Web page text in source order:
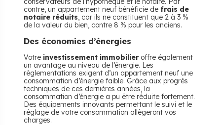
contre, un appartement neuf bénéficie de frais de
notaire réduits, car ils ne constituent que 2 à 3 %
de la valeur du bien, contre 8 % pour les anciens.
Des économies d’énergies
Votre investissement immobilieroffre également
un avantage au niveau de l’énergie. Les
règlementations exigent d’un appartement neuf une
consommation d’énergie faible. Grâce aux progrès
techniques de ces dernières années, la
consommation d’énergie a pu être réduite fortement.
Des équipements innovants permettant le suivi et le
réglage de votre consommation allègeront vos
charges.